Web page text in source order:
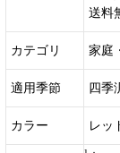
送料
カテゴリ 家庭
適用季節 四季
カラー レッ